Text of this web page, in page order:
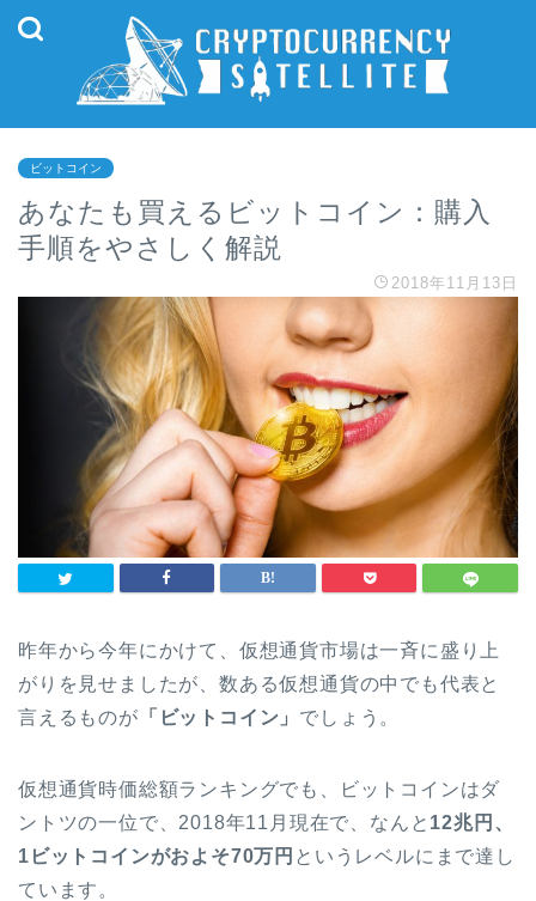
ビットコイン
あなたも買えるビットコイン：購入
手順をやさしく解説
2018年11月13日
昨年から今年にかけて、仮想通貨市場は一斉に盛り上
がりを見せましたが、数ある仮想通貨の中でも代表と
言えるものが 「ビットコイン」 でしょう。
仮想通貨時価総額ランキングでも、ビットコインはダ
ントツの一位で、2018年11月現在で、なんと 12兆円、
1ビットコインがおよそ70万円 というレベルにまで達し
ています。